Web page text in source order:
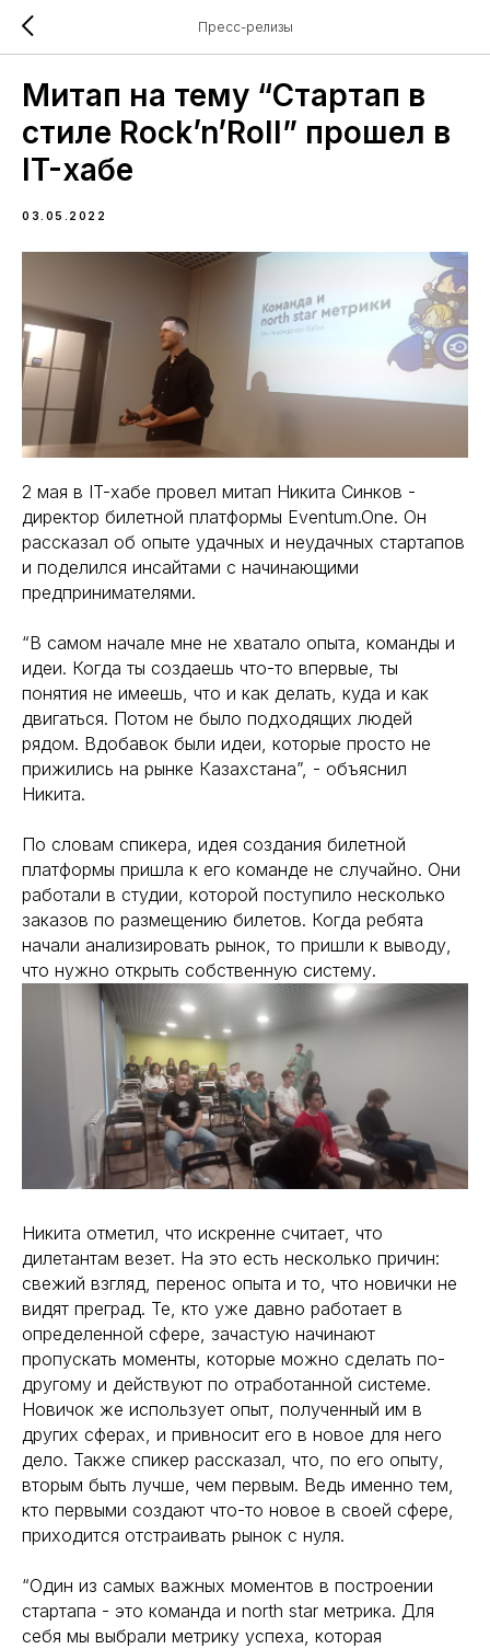
Пресс-релизы
Митап на тему “Стартап в
стиле Rock’n’Roll” прошел в
IT-хабе
03.05.2022
2 мая в IT-хабе провел митап Никита Синков -
директор билетной платформы Eventum.One. Он
рассказал об опыте удачных и неудачных стартапов
и поделился инсайтами с начинающими
предпринимателями.
“В самом начале мне не хватало опыта, команды и
идеи. Когда ты создаешь что-то впервые, ты
понятия не имеешь, что и как делать, куда и как
двигаться. Потом не было подходящих людей
рядом. Вдобавок были идеи, которые просто не
прижились на рынке Казахстана”, - объяснил
Никита.
По словам спикера, идея создания билетной
платформы пришла к его команде не случайно. Они
работали в студии, которой поступило несколько
заказов по размещению билетов. Когда ребята
начали анализировать рынок, то пришли к выводу,
что нужно открыть собственную систему.
Никита отметил, что искренне считает, что
дилетантам везет. На это есть несколько причин:
свежий взгляд, перенос опыта и то, что новички не
видят преград. Те, кто уже давно работает в
определенной сфере, зачастую начинают
пропускать моменты, которые можно сделать по-
другому и действуют по отработанной системе.
Новичок же использует опыт, полученный им в
других сферах, и привносит его в новое для него
дело. Также спикер рассказал, что, по его опыту,
вторым быть лучше, чем первым. Ведь именно тем,
кто первыми создают что-то новое в своей сфере,
приходится отстраивать рынок с нуля.
“Один из самых важных моментов в построении
стартапа - это команда и north star метрика. Для
себя мы выбрали метрику успеха, которая